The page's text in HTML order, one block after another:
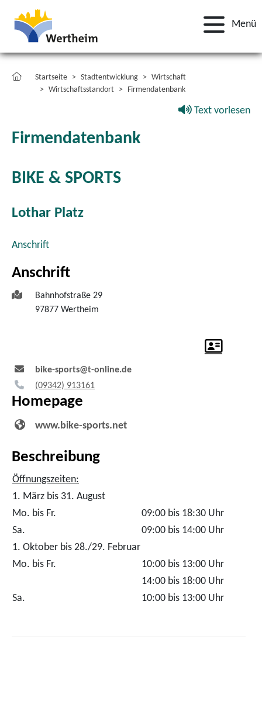
Menü
Startseite Stadtentwicklung
Wirtschaft
Wirtschaftsstandort
Firmendatenbank
Text vorlesen
Firmendatenbank
BIKE & SPORTS
Lothar Platz
Anschrift
Anschrift
Bahnhofstraße 29
97877 Wertheim
bike-sports@t-online.de
(09342) 913161
Homepage
www.bike-sports.net
Beschreibung
Öffnungszeiten:
1. März bis 31. August
Mo. bis Fr.
09:00 bis 18:30 Uhr
Sa.
09:00 bis 14:00 Uhr
1. Oktober bis 28./29. Februar
Mo. bis Fr.
10:00 bis 13:00 Uhr
14:00 bis 18:00 Uhr
Sa.
10:00 bis 13:00 Uhr